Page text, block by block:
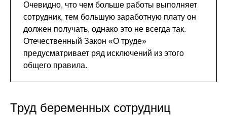
Очевидно, что чем больше работы выполняет
сотрудник, тем большую заработную плату он
должен получать, однако это не всегда так.
Отечественный Закон «О труде»
предусматривает ряд исключений из этого
общего правила.
Труд беременных сотрудниц